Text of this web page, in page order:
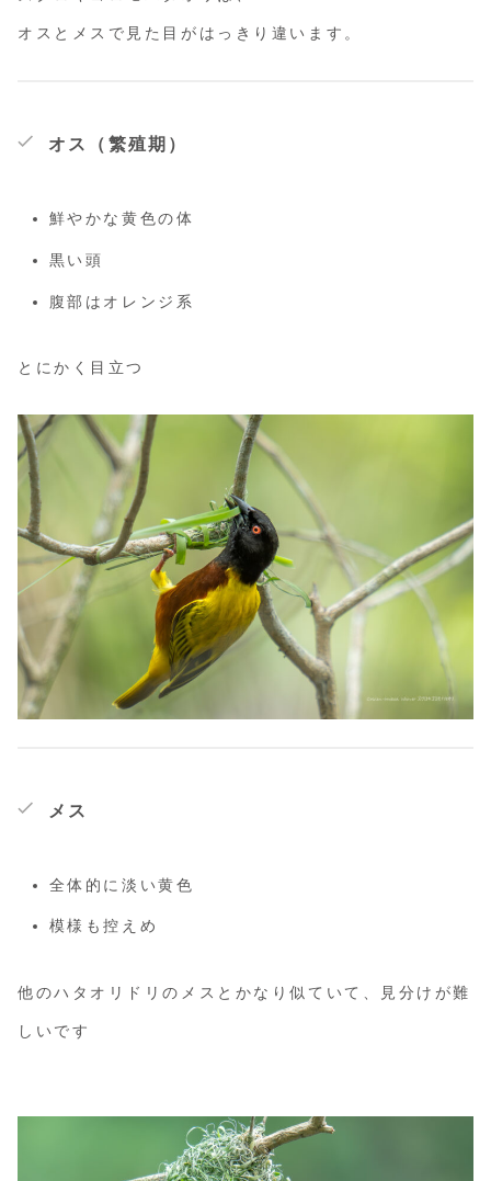
オスとメスで見た目がはっきり違います。
オス（繁殖期）
鮮やかな黄色の体
黒い頭
腹部はオレンジ系
とにかく目立つ
メス
全体的に淡い黄色
模様も控えめ
他のハタオリドリのメスとかなり似ていて、見分けが難
しいです